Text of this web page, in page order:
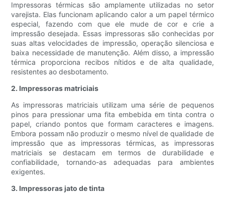
Impressoras térmicas são amplamente utilizadas no setor
varejista. Elas funcionam aplicando calor a um papel térmico
especial, fazendo com que ele mude de cor e crie a
impressão desejada. Essas impressoras são conhecidas por
suas altas velocidades de impressão, operação silenciosa e
baixa necessidade de manutenção. Além disso, a impressão
térmica proporciona recibos nítidos e de alta qualidade,
resistentes ao desbotamento.
2. Impressoras matriciais
As impressoras matriciais utilizam uma série de pequenos
pinos para pressionar uma fita embebida em tinta contra o
papel, criando pontos que formam caracteres e imagens.
Embora possam não produzir o mesmo nível de qualidade de
impressão que as impressoras térmicas, as impressoras
matriciais se destacam em termos de durabilidade e
confiabilidade, tornando-as adequadas para ambientes
exigentes.
3. Impressoras jato de tinta